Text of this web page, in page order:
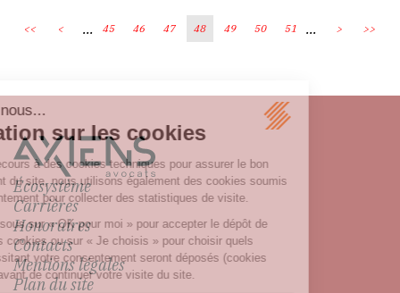
<< < ... 45 46 47 48 49 50 51 ... > >>
Écosystème
Carrières
Honoraires
Contacts
Mentions légales
Plan du site